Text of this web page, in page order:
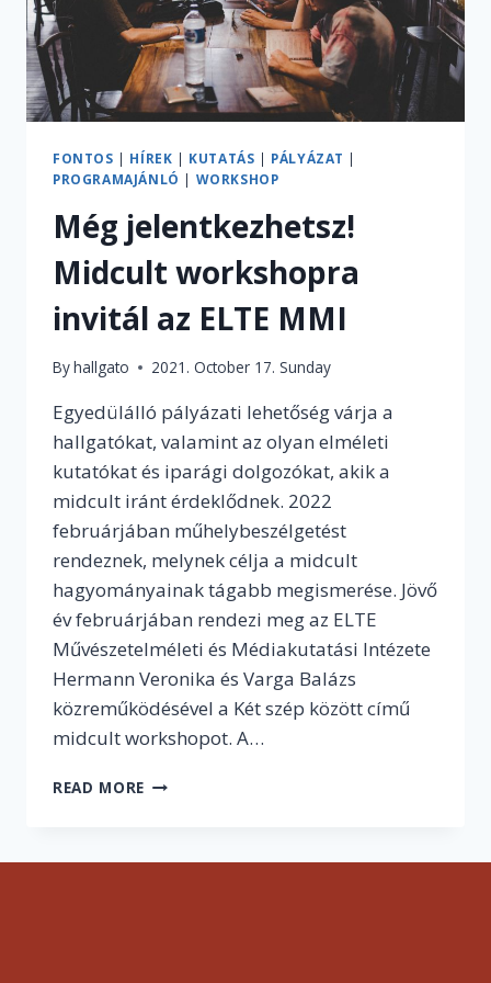
FONTOS | HÍREK | KUTATÁS | PÁLYÁZAT |
PROGRAMAJÁNLÓ | WORKSHOP
Még jelentkezhetsz!
Midcult workshopra
invitál az ELTE MMI
Byhallgato 2021. October 17. Sunday
Egyedülálló pályázati lehetőség várja a
hallgatókat, valamint az olyan elméleti
kutatókat és iparági dolgozókat, akik a
midcult iránt érdeklődnek. 2022
februárjában műhelybeszélgetést
rendeznek, melynek célja a midcult
hagyományainak tágabb megismerése. Jövő
év februárjában rendezi meg az ELTE
Művészetelméleti és Médiakutatási Intézete
Hermann Veronika és Varga Balázs
közreműködésével a Két szép között című
midcult workshopot. A…
READ MORE MÉG